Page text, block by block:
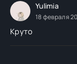
Yulimia
18 февраля
Круто